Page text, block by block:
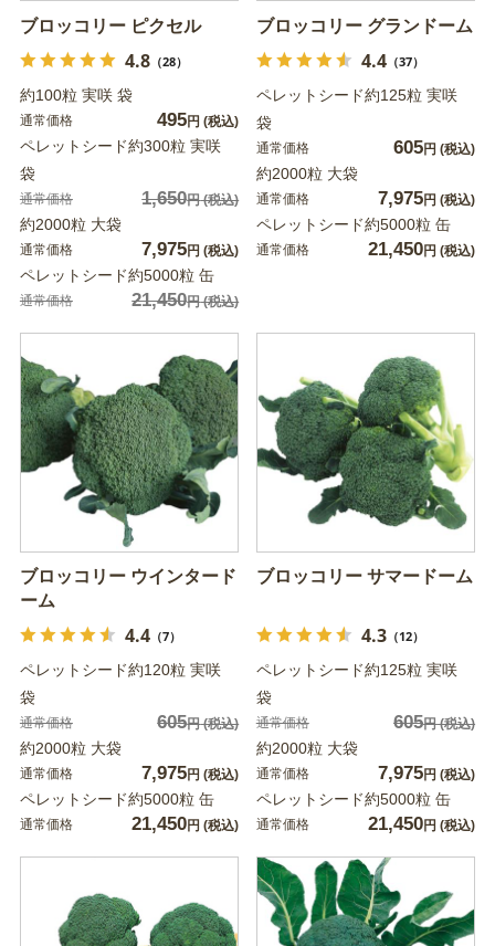
ブロッコリー ピクセル
4.8（28）
約100粒 実咲 袋
通常価格 495円 (税込)
ペレットシード約300粒 実咲
袋
通常価格 1,650円(税込)
約2000粒 大袋
通常価格 7,975円 (税込)
ペレットシード約5000粒 缶
通常価格 21,450円(税込)
ブロッコリー グランドーム
4.4（37）
ペレットシード約125粒 実咲
袋
通常価格 605円 (税込)
約2000粒 大袋
通常価格 7,975円 (税込)
ペレットシード約5000粒 缶
通常価格 21,450円 (税込)
ブロッコリー ウインタード
ーム
4.4（7）
ペレットシード約120粒 実咲
袋
通常価格 605円(税込)
約2000粒 大袋
通常価格 7,975円 (税込)
ペレットシード約5000粒 缶
通常価格 21,450円 (税込)
ブロッコリー サマードーム
4.3（12）
ペレットシード約125粒 実咲
袋
通常価格 605円(税込)
約2000粒 大袋
通常価格 7,975円 (税込)
ペレットシード約5000粒 缶
通常価格 21,450円 (税込)